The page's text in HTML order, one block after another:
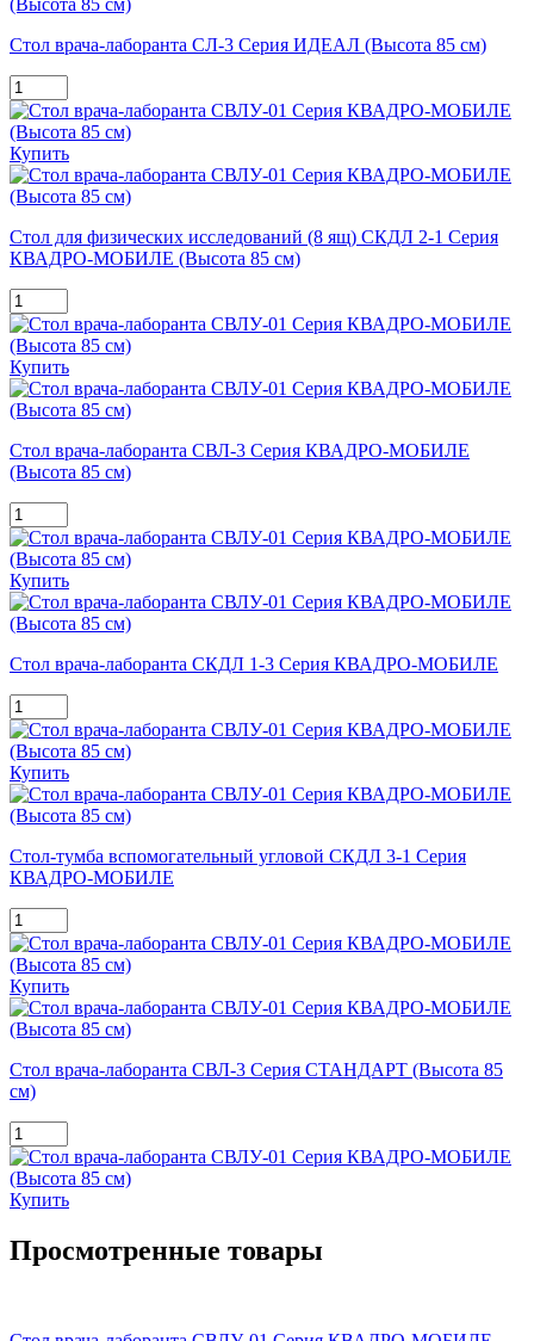
Стол врача-лаборанта СЛ-3 Серия ИДЕАЛ (Высота 85 см)
Купить
Стол для физических исследований (8 ящ) СКДЛ 2-1 Серия
КВАДРО-МОБИЛЕ (Высота 85 см)
Купить
Стол врача-лаборанта СВЛ-3 Серия КВАДРО-МОБИЛЕ
(Высота 85 см)
Купить
Стол врача-лаборанта СКДЛ 1-3 Серия КВАДРО-МОБИЛЕ
Купить
Стол-тумба вспомогательный угловой СКДЛ 3-1 Серия
КВАДРО-МОБИЛЕ
Купить
Стол врача-лаборанта СВЛ-3 Серия СТАНДАРТ (Высота 85
см)
Купить
Просмотренные товары